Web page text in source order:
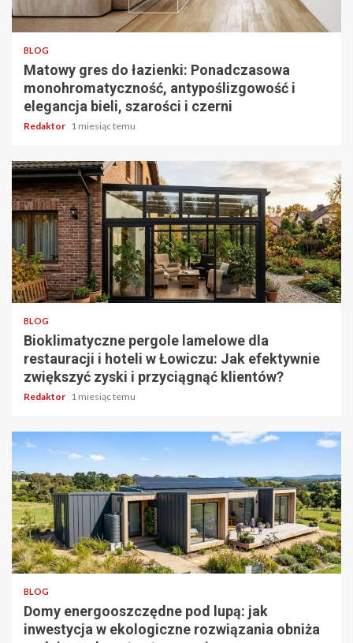
4 min odczytu
BLOG
Matowy gres do łazienki: Ponadczasowa
monohromatyczność, antypoślizgowość i
elegancja bieli, szarości i czerni
Redaktor 1 miesiąc temu
4 min odczytu
BLOG
Bioklimatyczne pergole lamelowe dla
restauracji i hoteli w Łowiczu: Jak efektywnie
zwiększyć zyski i przyciągnąć klientów?
Redaktor 1 miesiąc temu
5 min odczytu
BLOG
Domy energooszczędne pod lupą: jak
inwestycja w ekologiczne rozwiązania obniża